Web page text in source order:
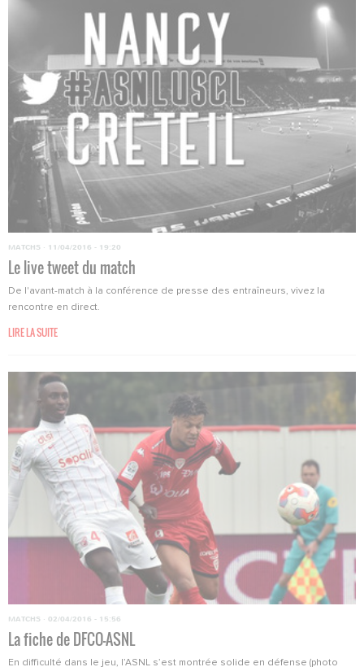
MATCHS · 11/04/2016 - 19:20
Le live tweet du match
De l'avant-match à la conférence de presse des entraîneurs, vivez la
rencontre en direct.
LIRE LA SUITE
MATCHS · 02/04/2016 - 15:56
La fiche de DFCO-ASNL
En difficulté dans le jeu, l’ASNL s’est montrée solide en défense (photo